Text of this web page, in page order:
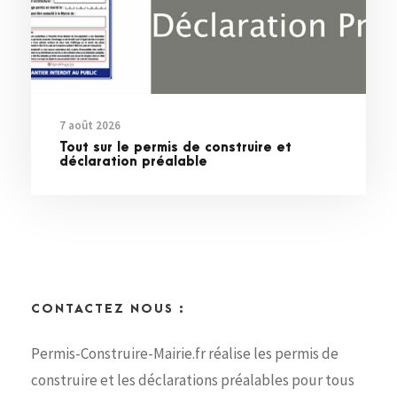
7 août 2026
Tout sur le permis de construire et
déclaration préalable
CONTACTEZ NOUS :
Permis-Construire-Mairie.fr réalise les permis de
construire et les déclarations préalables pour tous